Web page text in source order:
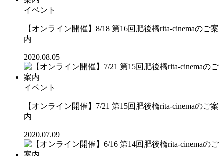
イベント
【オンライン開催】8/18 第16回肥後橋rita-cinemaのご案
内
2020.08.05
イベント
【オンライン開催】7/21 第15回肥後橋rita-cinemaのご案
内
2020.07.09